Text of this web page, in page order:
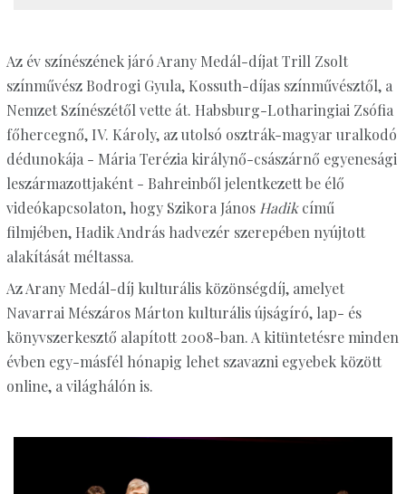
Az év színészének járó Arany Medál-díjat Trill Zsolt
színművész Bodrogi Gyula, Kossuth-díjas színművésztől, a
Nemzet Színészétől vette át. Habsburg-Lotharingiai Zsófia
főhercegnő, IV. Károly, az utolsó osztrák-magyar uralkodó
dédunokája - Mária Terézia királynő-császárnő egyenesági
leszármazottjaként - Bahreinből jelentkezett be élő
videókapcsolaton, hogy Szikora János Hadikcímű
filmjében, Hadik András hadvezér szerepében nyújtott
alakítását méltassa.
Az Arany Medál-díj kulturális közönségdíj, amelyet
Navarrai Mészáros Márton kulturális újságíró, lap- és
könyvszerkesztő alapított 2008-ban. A kitüntetésre minden
évben egy-másfél hónapig lehet szavazni egyebek között
online, a világhálón is.